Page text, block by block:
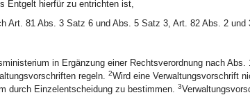
Entgelt hierfür zu entrichten ist,
Art. 81 Abs. 3 Satz 6 und Abs. 5 Satz 3, Art. 82 Abs. 2 und
in Ergänzung einer Rechtsverordnung nach Abs.
regeln. 2Wird eine Verwaltungsvorschrift
durch Einzelentscheidung zu bestimmen. 3